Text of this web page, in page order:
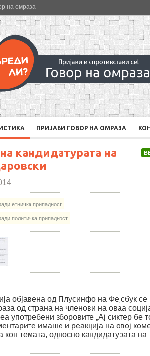
на омраза
ПРИЈАВИ ГОВОР НА ОМРАЗА
кандидатурата на
етничка припадност
политичка припадност
објавена од Плусинфо на Фејсбук се
од страна на членови на оваа
употребени зборовите „Ај сиктер бе
имаше и реакција на овој
кон темата, односно кандидатурата на